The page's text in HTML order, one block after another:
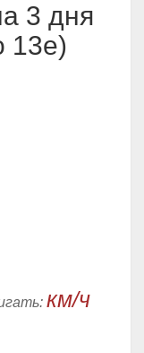
3 дня
13е)
км/ч